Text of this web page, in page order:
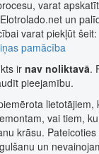
varat
un
varat piekļūt šeit:
pamācība
irnav noliktavā.
pieejamību.
lietotājiem,
vai tiem,
krāsu.
un